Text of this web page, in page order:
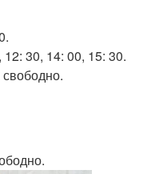
30, 14: 00, 15: 30.